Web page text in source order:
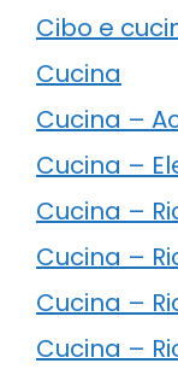
Cibo e
Cucina
Cucina –
Cucina –
Cucina –
Cucina –
Cucina –
Cucina –